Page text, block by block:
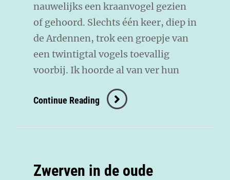
nauwelijks een kraanvogel gezien
of gehoord. Slechts één keer, diep in
de Ardennen, trok een groepje van
een twintigtal vogels toevallig
voorbij. Ik hoorde al van ver hun
Continue Reading
Zwerven in de oude